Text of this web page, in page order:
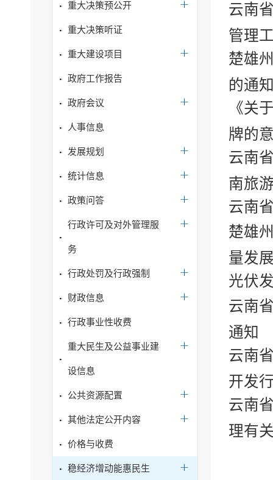
重大决策预公开
重大决策听证
重大建设项目
政府工作报告
政府会议
人事信息
发展规划
统计信息
政策问答
行政许可及对外管理服
务
行政处罚及行政强制
财政信息
行政事业性收费
重大民生及公益事业建
设信息
公共资源配置
其他法定公开内容
价格与收费
稳经济增动能惠民生
云南
管理
楚雄
的通
《关
牌的
云南
南旅
云南
楚雄
量发
光伏
云南
通知
云南
开发
云南
理有